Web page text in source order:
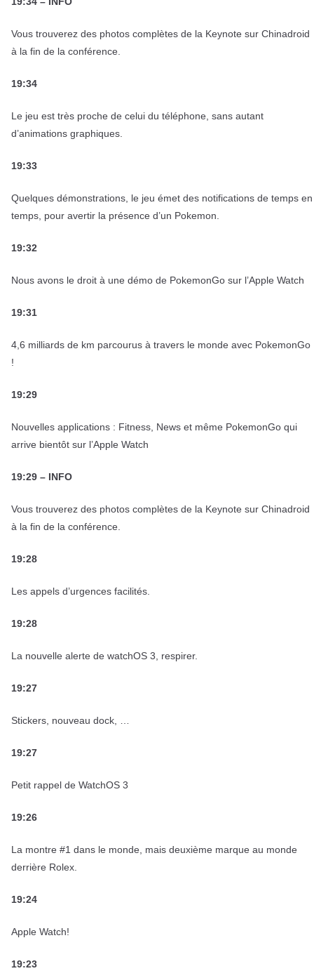
Vous trouverez des photos complètes de la Keynote sur Chinadroid
à la fin de la conférence.
19:34
Le jeu est très proche de celui du téléphone, sans autant
d’animations graphiques.
19:33
Quelques démonstrations, le jeu émet des notifications de temps en
temps, pour avertir la présence d’un Pokemon.
19:32
Nous avons le droit à une démo de PokemonGo sur l’Apple Watch
19:31
4,6 milliards de km parcourus à travers le monde avec PokemonGo
!
19:29
Nouvelles applications : Fitness, News et même PokemonGo qui
arrive bientôt sur l’Apple Watch
19:29 – INFO
Vous trouverez des photos complètes de la Keynote sur Chinadroid
à la fin de la conférence.
19:28
Les appels d’urgences facilités.
19:28
La nouvelle alerte de watchOS 3, respirer.
19:27
Stickers, nouveau dock, …
19:27
Petit rappel de WatchOS 3
19:26
La montre #1 dans le monde, mais deuxième marque au monde
derrière Rolex.
19:24
Apple Watch!
19:23